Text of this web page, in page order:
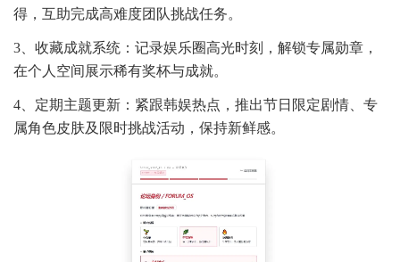
得，互助完成高难度团队挑战任务。
3、收藏成就系统：记录娱乐圈高光时刻，解锁专属勋章，
在个人空间展示稀有奖杯与成就。
4、定期主题更新：紧跟韩娱热点，推出节日限定剧情、专
属角色皮肤及限时挑战活动，保持新鲜感。